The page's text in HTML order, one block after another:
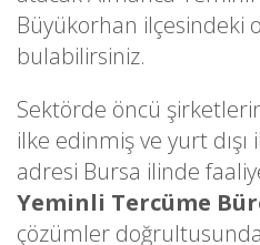
Büyükorhan ilçesindeki
bulabilirsiniz.
Sektörde öncü
ilke edinmiş ve yurt
adresi Bursa ilinde
Yeminli Tercüme
çözümler